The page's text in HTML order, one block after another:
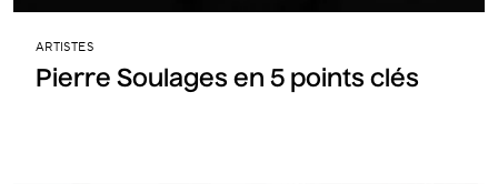
ARTISTES
Pierre Soulages en 5 points clés